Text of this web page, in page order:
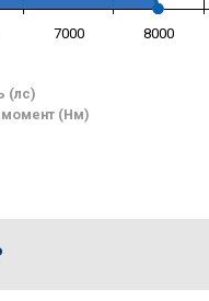
(лс)
момент (Нм)
7000 8000